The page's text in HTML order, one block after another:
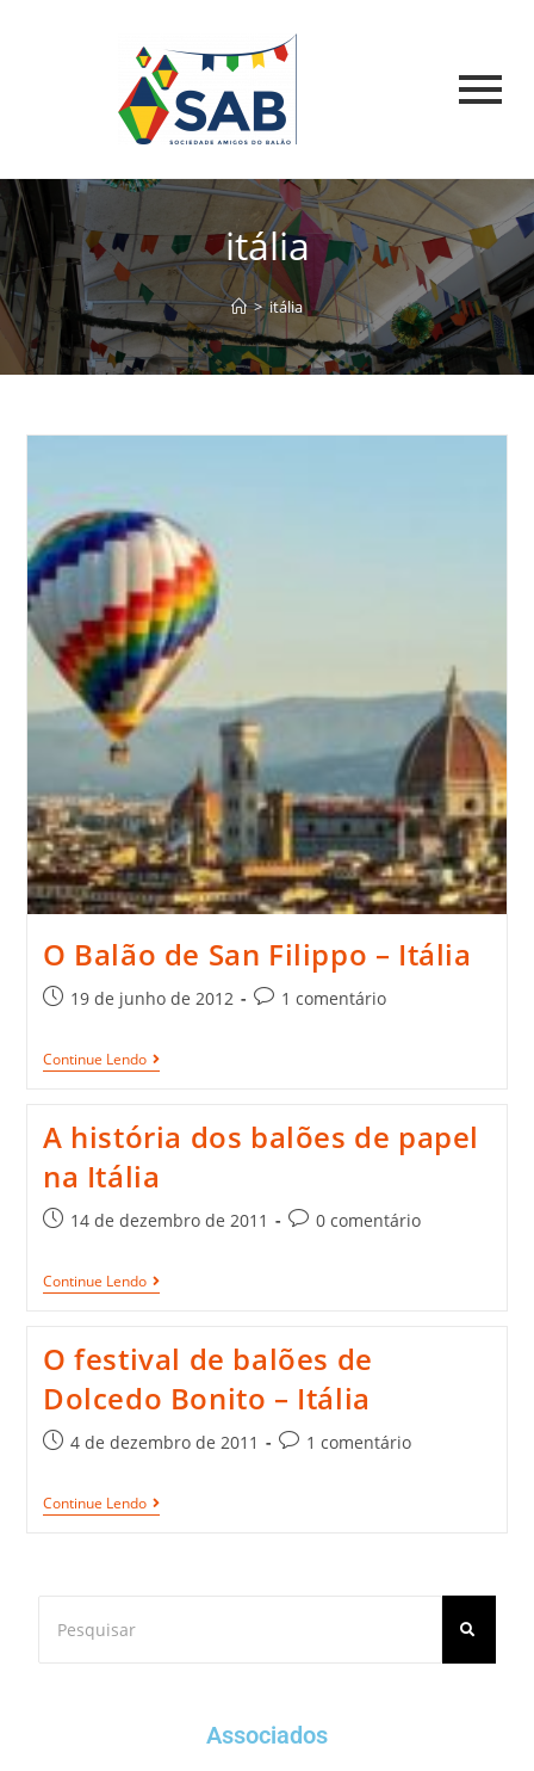
itália
> itália
O Balão de San Filippo – Itália
19 de junho de 2012 1 comentário
Continue Lendo
A história dos balões de papel
na Itália
14 de dezembro de 2011 0 comentário
Continue Lendo
O festival de balões de
Dolcedo Bonito – Itália
4 de dezembro de 2011 1 comentário
Continue Lendo
Associados